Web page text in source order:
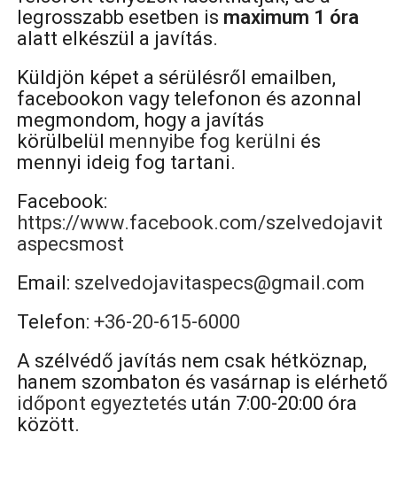
legrosszabb esetben is maximum 1 óra
alatt elkészül a javítás.
Küldjön képet a sérülésről emailben,
facebookon vagy telefonon és azonnal
megmondom, hogy a javítás
körülbelül mennyibe fog kerülni és
mennyi ideig fog tartani.
Facebook:
https://www.facebook.com/szelvedojavit
aspecsmost
Email: szelvedojavitaspecs@gmail.com
Telefon: +36-20-615-6000
A szélvédő javítás nem csak hétköznap,
hanem szombaton és vasárnap is elérhető
időpont egyeztetés után 7:00-20:00 óra
között.